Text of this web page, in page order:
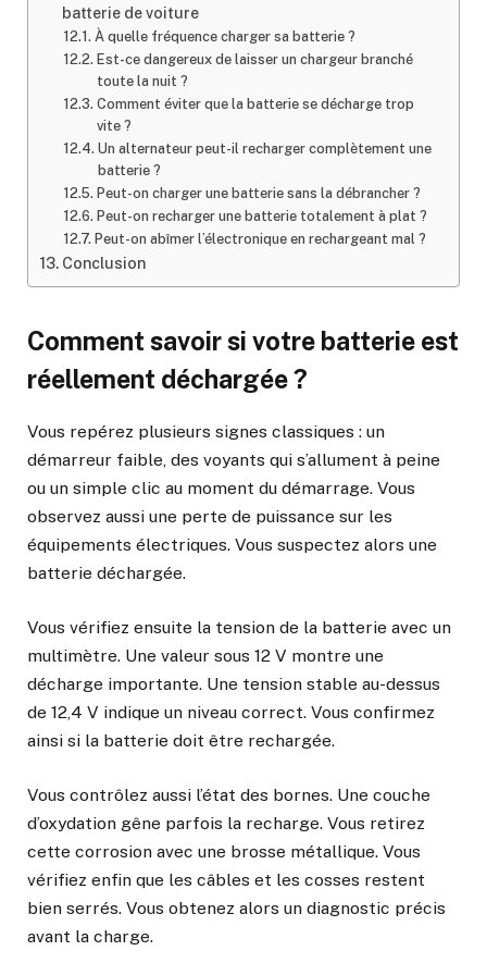
batterie de voiture
À quelle fréquence charger sa batterie ?
Est-ce dangereux de laisser un chargeur branché
toute la nuit ?
Comment éviter que la batterie se décharge trop
vite ?
Un alternateur peut-il recharger complètement une
batterie ?
Peut-on charger une batterie sans la débrancher ?
Peut-on recharger une batterie totalement à plat ?
Peut-on abîmer l’électronique en rechargeant mal ?
Conclusion
Comment savoir si votre batterie est
réellement déchargée ?
Vous repérez plusieurs signes classiques : un
démarreur faible, des voyants qui s’allument à peine
ou un simple clic au moment du démarrage. Vous
observez aussi une perte de puissance sur les
équipements électriques. Vous suspectez alors une
batterie déchargée.
Vous vérifiez ensuite la tension de la batterie avec un
multimètre. Une valeur sous 12 V montre une
décharge importante. Une tension stable au-dessus
de 12,4 V indique un niveau correct. Vous confirmez
ainsi si la batterie doit être rechargée.
Vous contrôlez aussi l’état des bornes. Une couche
d’oxydation gêne parfois la recharge. Vous retirez
cette corrosion avec une brosse métallique. Vous
vérifiez enfin que les câbles et les cosses restent
bien serrés. Vous obtenez alors un diagnostic précis
avant la charge.